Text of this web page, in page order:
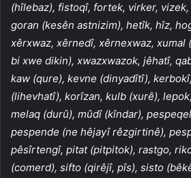
(hîlebaz), fistoqî, fortek, virker,
goran (kesên astnizim), hetîk, hîz,
xêrxwaz, xêrnedî, xêrnexwaz, xumal
bi xwe dikin), xwazxwazok, jêhatî,
kaw (qure), kevne (dinyadîtî),
(lihevhatî), korîzan, kulb (xurê),
melaq (durû), mûdî (kîndar),
pespende (ne hêjayî rêzgirtinê),
pêsîrtengî, pitat (pitpitok), rastgo,
(comerd), sifto (qirêjî, pîs), sisto